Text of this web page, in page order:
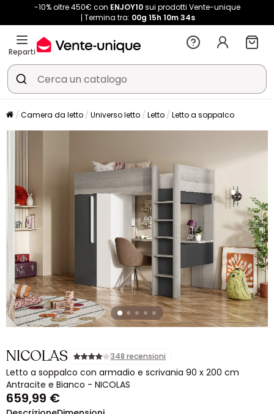
-10% oltre 450€ con ENJOY10sui prodotti Vente-unique
Termina tra: 00g 15h 10m 33s
Reparti
Camera da letto Universo letto Letto Letto a soppalco
NICOLAS 348 recensioni
Letto a soppalco con armadio e scrivania 90 x 200 cm
Antracite e Bianco - NICOLAS
659,99 €